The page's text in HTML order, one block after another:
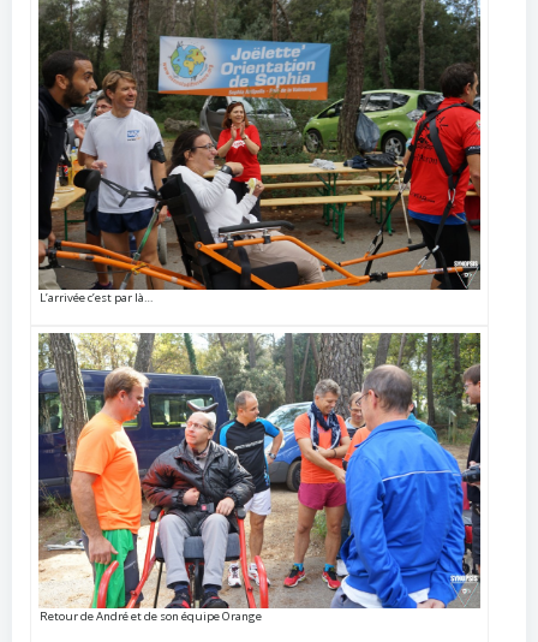
L’arrivée c’est par là…
Retour de André et de son équipe Orange